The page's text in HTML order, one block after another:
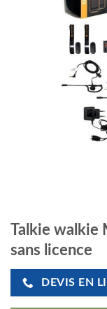
Talkie walkie
sans licence
DEVIS EN